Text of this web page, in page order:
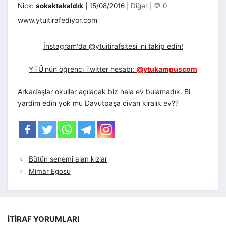
Nick: sokaktakaldık 15/08/2016 Kategoriler
Diğer 💬 0
www.ytuitirafediyor.com
İnstagram'da @ytuitirafsitesi 'ni takip edin!
YTÜ'nün öğrenci Twitter hesabı: @ytukampuscom
Arkadaşlar okullar açılacak biz hala ev bulamadık. Bi
yardim edin yok mu Davutpaşa civarı kiralık ev??
Bütün senemi alan kızlar
Mimar Egosu
İTIRAF YORUMLARI